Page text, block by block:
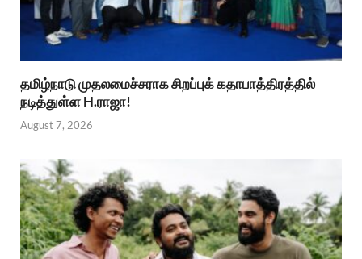
தமிழ்நாடு முதலமைச்சராக சிறப்புக் கதாபாத்திரத்தில்
நடித்துள்ள H.ராஜா!
August 7, 2026